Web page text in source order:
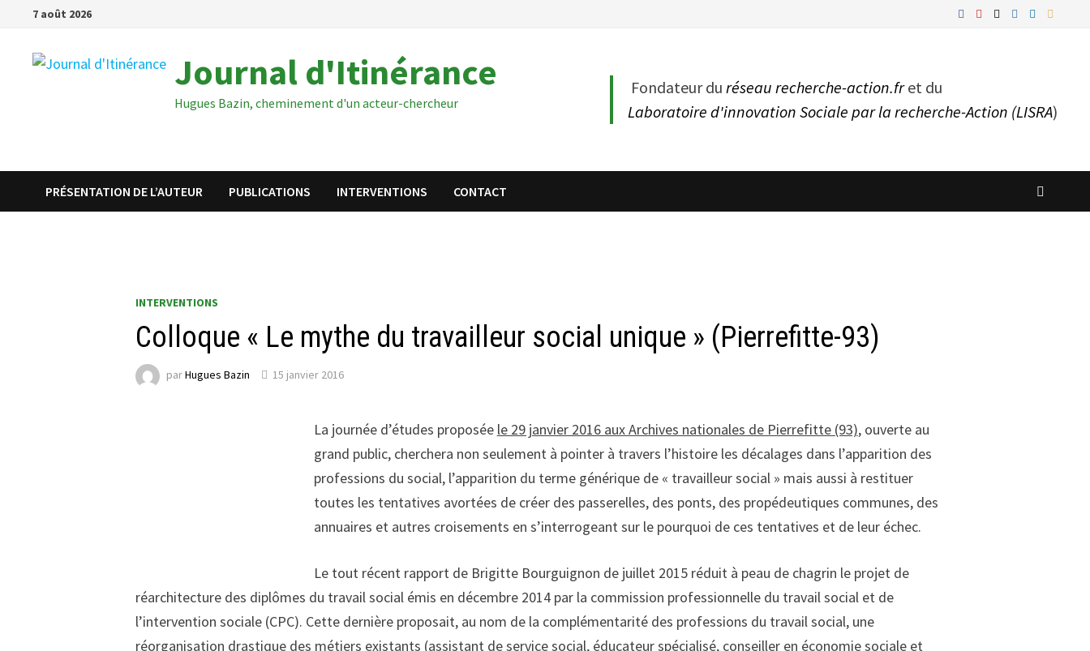
Passer
contenu
7 août 2026
Journal d'Itinérance
Hugues Bazin, cheminement d'un acteur-chercheur
Fondateur du réseau recherche-action.fret du
Laboratoire d'innovation Sociale par la recherche-Action (LISRA)
PRÉSENTATION DE L’AUTEUR PUBLICATIONS INTERVENTIONS CONTACT
INTERVENTIONS
Colloque « Le mythe du travailleur social unique » (Pierrefitte-93)
parHugues Bazin 15 janvier 2016
La journée d’études proposée le 29 janvier 2016 aux Archives nationales de Pierrefitte (93), ouverte au
grand public, cherchera non seulement à pointer à travers l’histoire les décalages dans l’apparition des
professions du social, l’apparition du terme générique de « travailleur social » mais aussi à restituer
toutes les tentatives avortées de créer des passerelles, des ponts, des propédeutiques communes, des
annuaires et autres croisements en s’interrogeant sur le pourquoi de ces tentatives et de leur échec.
Le tout récent rapport de Brigitte Bourguignon de juillet 2015 réduit à peau de chagrin le projet de
réarchitecture des diplômes du travail social émis en décembre 2014 par la commission professionnelle du travail social et de
l’intervention sociale (CPC). Cette dernière proposait, au nom de la complémentarité des professions du travail social, une
réorganisation drastique des métiers existants (assistant de service social, éducateur spécialisé, conseiller en économie sociale et